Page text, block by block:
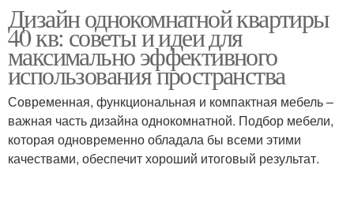
Дизайн однокомнатной квартиры
40 кв: советы и идеи для
максимально эффективного
использования пространства
Современная, функциональная и компактная мебель –
важная часть дизайна однокомнатной. Подбор мебели,
которая одновременно обладала бы всеми этими
качествами, обеспечит хороший итоговый результат.